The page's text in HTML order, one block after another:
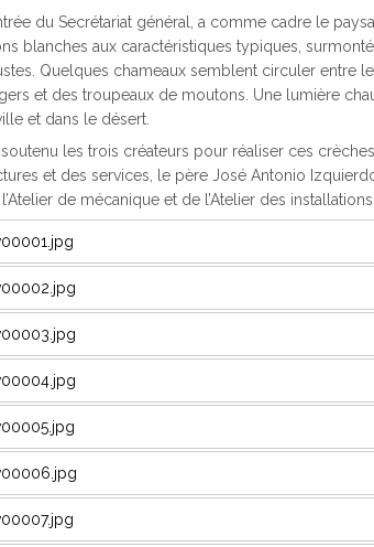
du Secrétariat général, a comme cadre le
blanches aux caractéristiques typiques,
Quelques chameaux semblent circuler entre
et des troupeaux de moutons. Une lumière
et dans le désert.
les trois créateurs pour réaliser ces
et des services, le père José Antonio
de mécanique et de l’Atelier des